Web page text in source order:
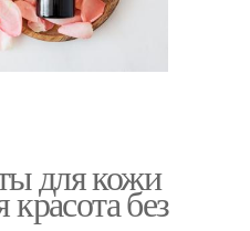
для кожи
без